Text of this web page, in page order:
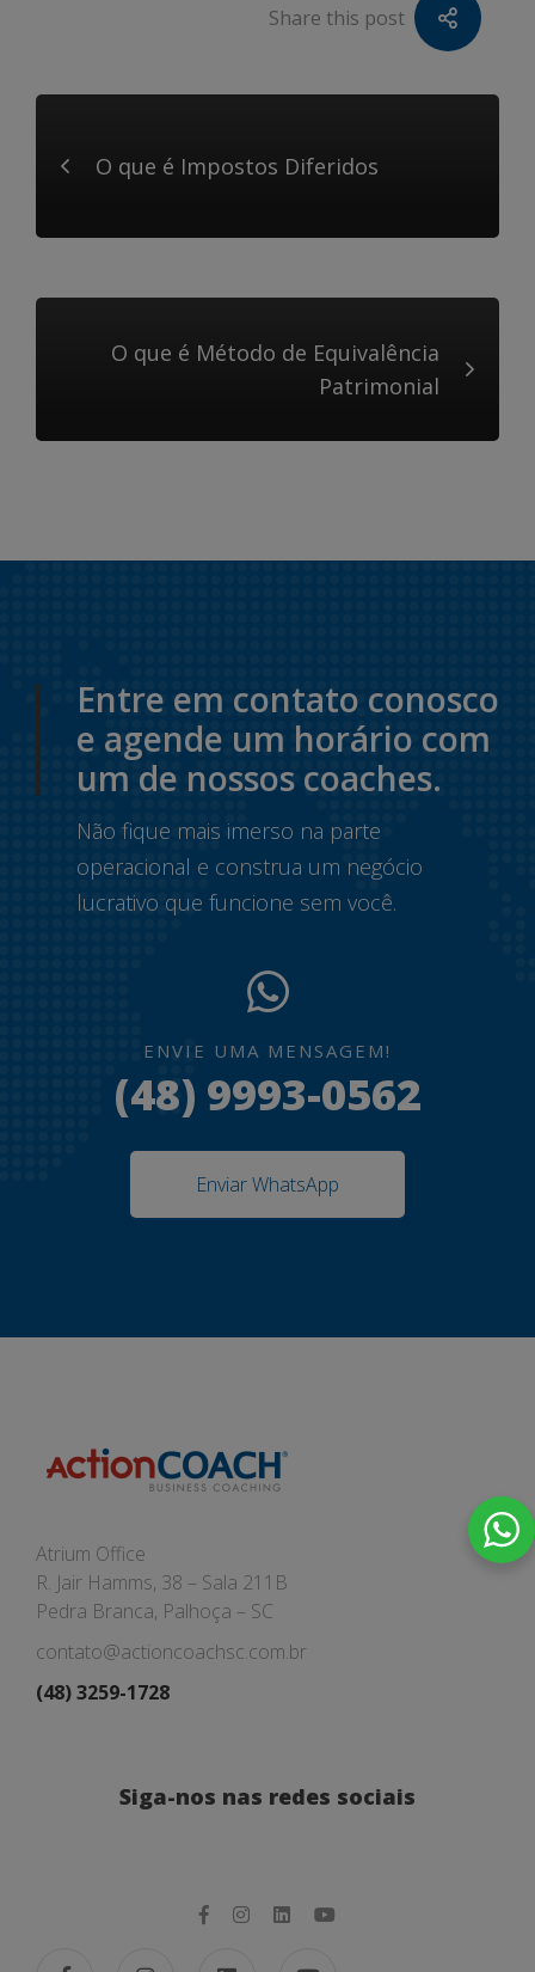
Share this post
O que é Impostos Diferidos
O que é Método de Equivalência
Patrimonial
Entre em contato conosco
e agende um horário com
um de nossos coaches.
Não fique mais imerso na parte
operacional e construa um negócio
lucrativo que funcione sem você.
ENVIE UMA MENSAGEM!
(48) 9993-0562
Enviar WhatsApp
Atrium Office
R. Jair Hamms, 38 – Sala 211B
Pedra Branca, Palhoça – SC
contato@actioncoachsc.com.br
(48) 3259-1728
Siga-nos nas redes sociais